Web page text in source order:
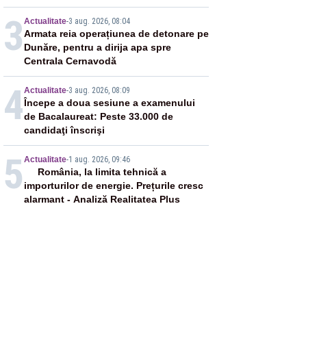
12:00 și 20:00
3 Actualitate-3 aug. 2026, 08:04
Armata reia operațiunea de detonare pe
Dunăre, pentru a dirija apa spre
Centrala Cernavodă
4Actualitate-3 aug. 2026, 08:09
Începe a doua sesiune a examenului
de Bacalaureat: Peste 33.000 de
candidaţi înscrişi
5 Actualitate-1 aug. 2026, 09:46
România, la limita tehnică a
importurilor de energie. Prețurile cresc
alarmant - Analiză Realitatea Plus